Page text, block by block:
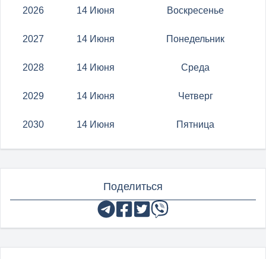
2026 14 Июня Воскресенье
2027 14 Июня Понедельник
2028 14 Июня Среда
2029 14 Июня Четверг
2030 14 Июня Пятница
Поделиться